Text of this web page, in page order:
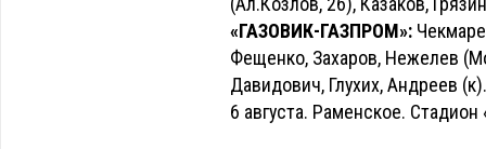
«ГАЗОВИК-ГАЗПРОМ»:
Фещенко, Захаров, Нежелев
Давидович, Глухих, Андреев (к).
6 августа. Раменское. Стадион